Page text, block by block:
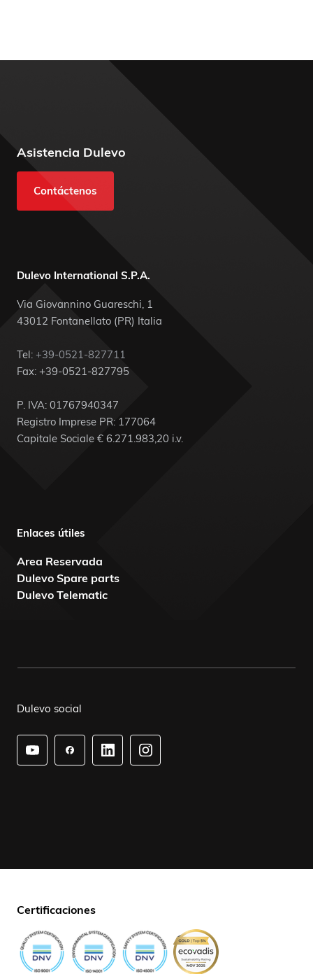
Asistencia Dulevo
Contáctenos
Dulevo International S.P.A.
Via Giovannino Guareschi, 1
43012 Fontanellato (PR) Italia
Tel: +39-0521-827711
Fax: +39-0521-827795
P. IVA: 01767940347
Registro Imprese PR: 177064
Capitale Sociale € 6.271.983,20 i.v.
Enlaces útiles
Area Reservada
Dulevo Spare parts
Dulevo Telematic
Dulevo social
Certificaciones